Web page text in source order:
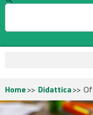
Home Didattica